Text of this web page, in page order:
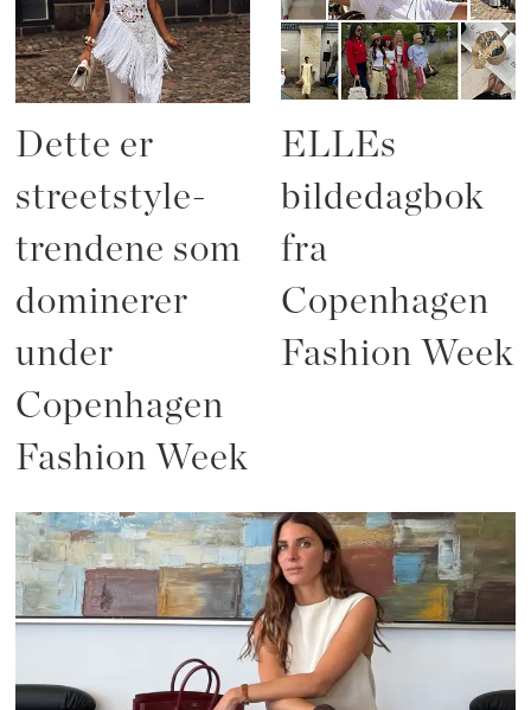
Dette er
streetstyle-
trendene som
dominerer
under
Copenhagen
Fashion Week
ELLEs
bildedagbok
fra
Copenhagen
Fashion Week